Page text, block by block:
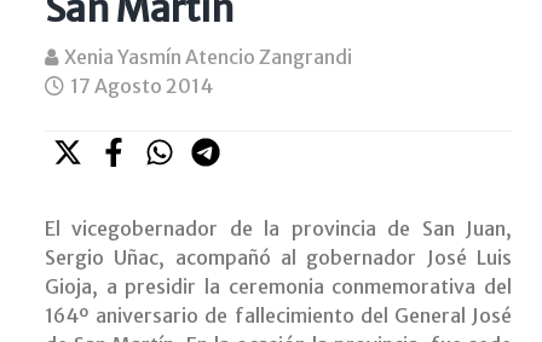
Xenia Yasmín Atencio Zangrandi
17 Agosto 2014
El vicegobernador de la provincia de San Juan,
Sergio Uñac, acompañó al gobernador José Luis
Gioja, a presidir la ceremonia conmemorativa del
164º aniversario de fallecimiento del General José